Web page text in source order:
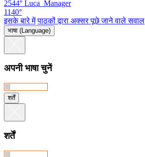
2544° Luca_Manager
1140°
इसके बारे में पाठकों द्वारा अक्सर पूछे जाने वाले सवाल
भाषा (Language)
अपनी भाषा चुनें
शर्तें
शर्तें